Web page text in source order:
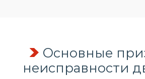
Основные
неисправности